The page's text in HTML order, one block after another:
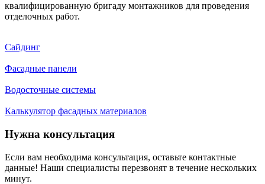
квалифицированную бригаду монтажников для проведения
отделочных работ.
Сайдинг
Фасадные панели
Водосточные системы
Калькулятор фасадных материалов
Нужна консультация
Если вам необходима консультация, оставьте контактные
данные! Наши специалисты перезвонят в течение нескольких
минут.